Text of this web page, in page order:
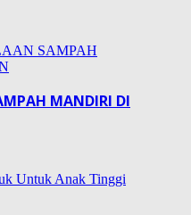
MANDIRI DI